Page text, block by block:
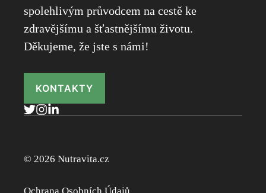
spolehlivým průvodcem na cestě ke
zdravějšímu a šťastnějšímu životu.
Děkujeme, že jste s námi!
KONTAKTY
© 2026 Nutravita.cz